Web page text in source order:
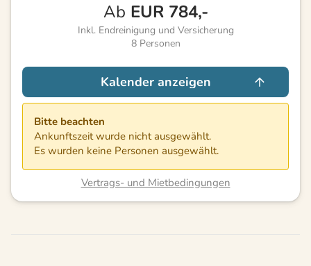
Ab EUR 784,-
Inkl. Endreinigung und Versicherung
8 Personen
Kalender anzeigen
Bitte beachten
Ankunftszeit wurde nicht ausgewählt.
Es wurden keine Personen ausgewählt.
Vertrags- und Mietbedingungen